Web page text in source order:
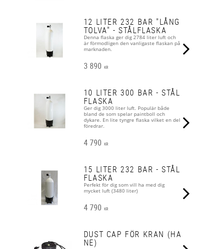
12 LITER 232 BAR "LÅNG
TOLVA" - STÅLFLASKA
Denna flaska ger dig 2784 liter luft och
är förmodligen den vanligaste flaskan på
marknaden.
3 890 KR
10 LITER 300 BAR - STÅL
FLASKA
Ger dig 3000 liter luft. Populär både
bland de som spelar paintboll och
dykare. En lite tyngre flaska vilket en del
föredrar.
4 790 KR
15 LITER 232 BAR - STÅL
FLASKA
Perfekt för dig som vill ha med dig
mycket luft (3480 liter)
4 790 KR
DUST CAP FÖR KRAN (HA
NE)